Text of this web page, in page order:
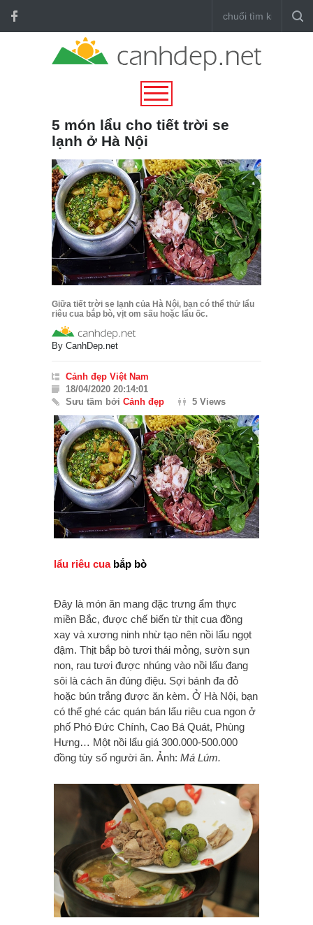
5 món lẩu cho tiết trời se
lạnh ở Hà Nội
Giữa tiết trời se lạnh của Hà Nội, bạn có thể thử lẩu
riêu cua bắp bò, vịt om sấu hoặc lẩu ốc.
By CanhDep.net
Cảnh đẹp Việt Nam
18/04/2020 20:14:01
Sưu tầm bởi Cảnh đẹp 5 Views
lẩu riêu cuabắp bò
Đây là món ăn mang đặc trưng ẩm thực
miền Bắc, được chế biến từ thịt cua đồng
xay và xương ninh nhừ tạo nên nồi lẩu ngọt
đậm. Thịt bắp bò tươi thái mỏng, sườn sụn
non, rau tươi được nhúng vào nồi lẩu đang
sôi là cách ăn đúng điệu. Sợi bánh đa đỏ
hoặc bún trắng được ăn kèm. Ở Hà Nội, bạn
có thể ghé các quán bán lẩu riêu cua ngon ở
phố Phó Đức Chính, Cao Bá Quát, Phùng
Hưng… Một nồi lẩu giá 300.000-500.000
đồng tùy số người ăn. Ảnh: Má Lúm.